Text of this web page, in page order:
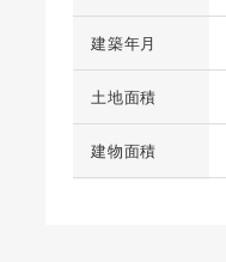
建築年月
土地面積
建物面積